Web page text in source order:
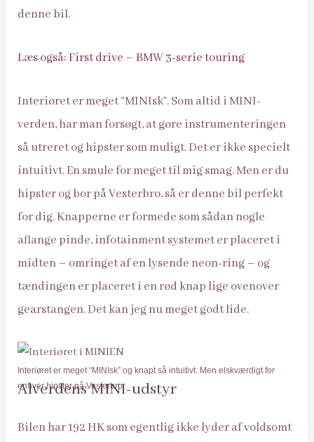
denne bil.
Læs også: First drive – BMW 3-serie touring
Interiøret er meget “MINIsk”. Som altid i MINI-
verden, har man forsøgt, at gøre instrumenteringen
så utreret og hipster som muligt. Det er ikke specielt
intuitivt. En smule for meget til mig smag. Men er du
hipster og bor på Vesterbro, så er denne bil perfekt
for dig. Knapperne er formede som sådan nogle
aflange pinde, infotainment systemet er placeret i
midten – omringet af en lysende neon-ring – og
tændingen er placeret i en rød knap lige ovenover
gearstangen. Det kan jeg nu meget godt lide.
Interiøret er meget “MINIsk” og knapt så intuitivt. Men elskværdigt for
enhver hipster på Vesterbro.
Alverdens MINI-udstyr
Bilen har 192 HK som egentlig ikke lyder af voldsomt